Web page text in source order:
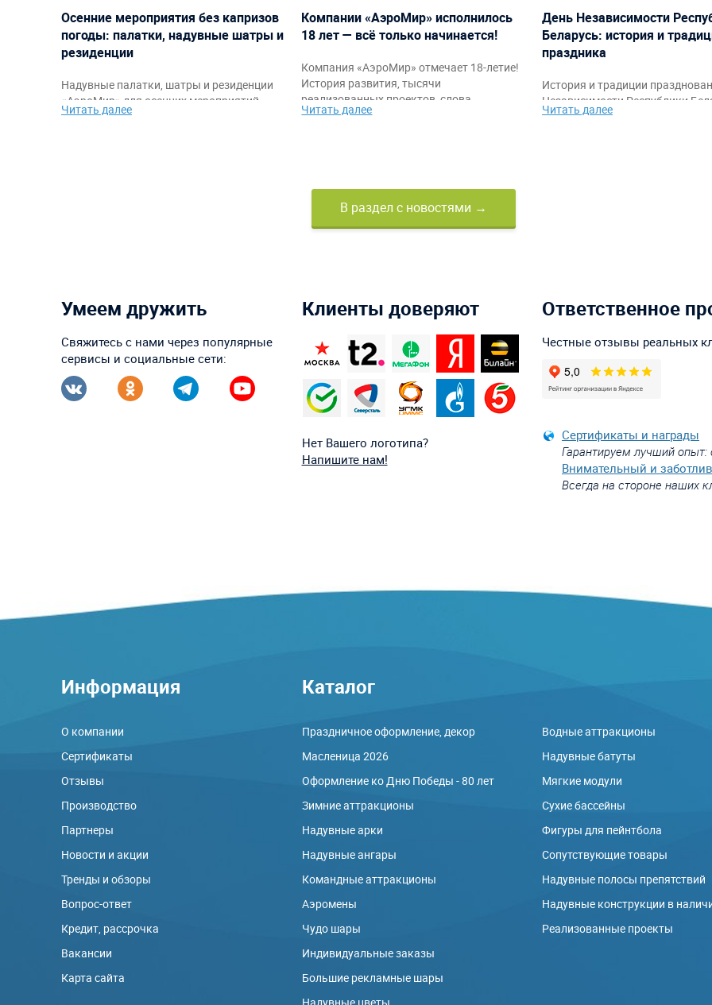
Осенние мероприятия без капризов
погоды: палатки, надувные шатры и
резиденции
Надувные палатки, шатры и резиденции
«АэроМир» для осенних мероприятий,
фестивалей, корпоративов, спортивных
Читать далее
Компании «АэроМир» исполнилось
18 лет — всё только начинается!
Компания «АэроМир» отмечает 18-летие!
История развития, тысячи
реализованных проектов, слова
благодарности клиентам, партнёрам и
Читать далее
День Независимости
Беларусь: история и
праздника
История и традиции
Независимости Республики
также идеи тематического
Читать далее
В раздел с новостями →
Умеем дружить
Свяжитесь с нами через популярные
сервисы и социальные сети:
Клиенты доверяют
Нет Вашего логотипа?
Напишите нам!
Ответственное
Честные отзывы реальных
Сертификаты и награды
Гарантируем лучший
Внимательный и
Всегда на стороне наших
Информация
О компании
Сертификаты
Отзывы
Производство
Партнеры
Новости и акции
Тренды и обзоры
Вопрос-ответ
Кредит, рассрочка
Вакансии
Карта сайта
Каталог
Праздничное оформление, декор
Масленица 2026
Оформление ко Дню Победы - 80 лет
Зимние аттракционы
Надувные арки
Надувные ангары
Командные аттракционы
Аэромены
Чудо шары
Индивидуальные заказы
Большие рекламные шары
Водные аттракционы
Надувные батуты
Мягкие модули
Сухие бассейны
Фигуры для пейнтбола
Сопутствующие товары
Надувные полосы препятствий
Надувные конструкции в
Реализованные проекты